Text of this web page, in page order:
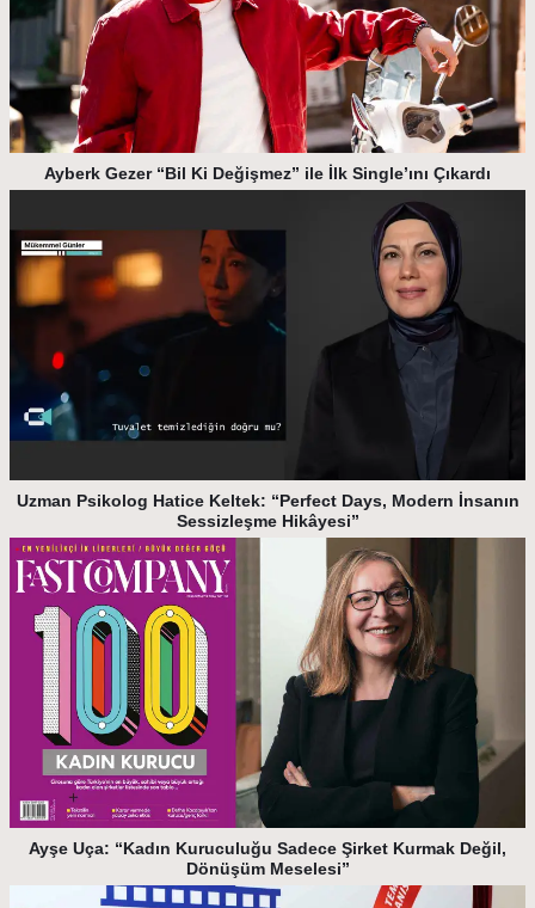
Ayberk Gezer “Bil Ki Değişmez” ile İlk Single’ını Çıkardı
Uzman Psikolog Hatice Keltek: “Perfect Days, Modern İnsanın
Sessizleşme Hikâyesi”
Ayşe Uça: “Kadın Kuruculuğu Sadece Şirket Kurmak Değil,
Dönüşüm Meselesi”